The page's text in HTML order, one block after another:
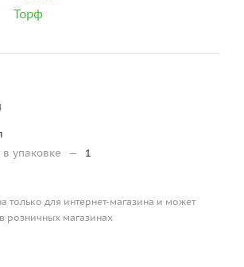
упаковке
— 1
только для интернет-магазина и может
розничных магазинах